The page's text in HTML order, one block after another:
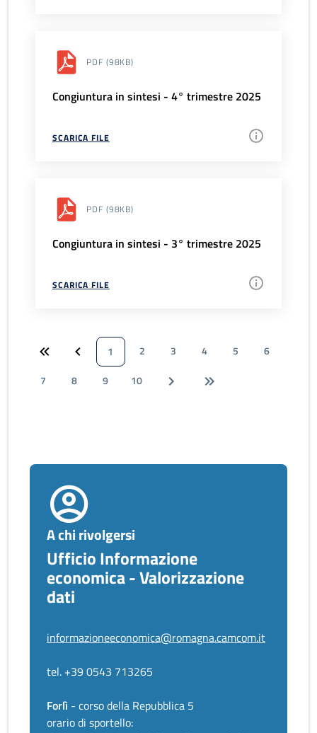
PDF (98KB)
Congiuntura in sintesi - 4° trimestre 2025
SCARICA FILE
PDF (98KB)
Congiuntura in sintesi - 3° trimestre 2025
SCARICA FILE
1 2 3 4 5
6
7
8 9 10
A chi rivolgersi
Ufficio Informazione
economica - Valorizzazione
dati
informazioneeconomica@romagna.camcom.it
tel. +39 0543 713265
Forlì - corso della Repubblica 5
orario di sportello: